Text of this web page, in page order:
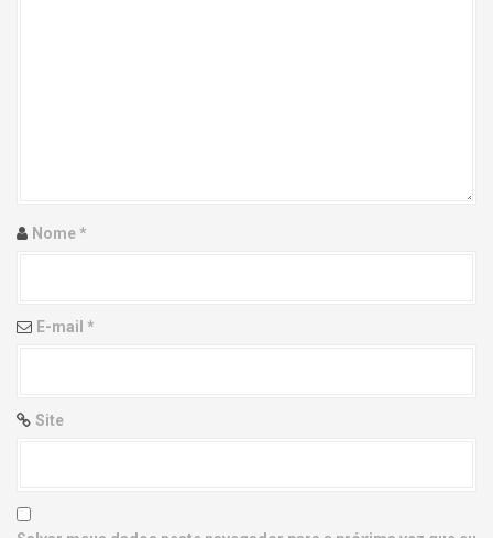
i
n
Nome*
E-mail *
Site